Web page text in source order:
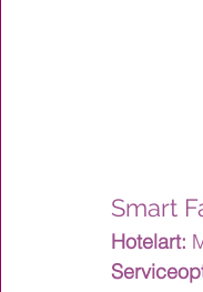
Smart
Hotelart: